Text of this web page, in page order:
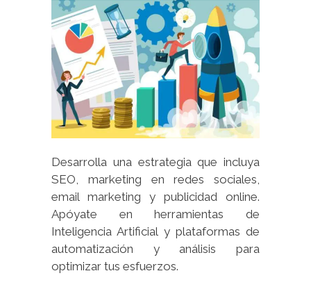
Desarrolla una estrategia que incluya
SEO, marketing en redes sociales,
email marketing y publicidad online.
Apóyate en herramientas de
Inteligencia Artificial y plataformas de
automatización y análisis para
optimizar tus esfuerzos.